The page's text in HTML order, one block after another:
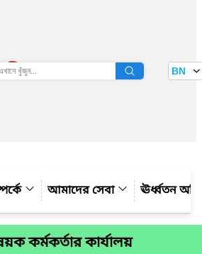
তথ্য বাতায়ন BN
আমাদের সেবা ঊর্ধ্বতন
কর্মকর্তার কার্যালয়